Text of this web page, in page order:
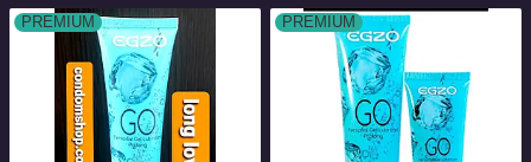
PREMIUM PREMIUM